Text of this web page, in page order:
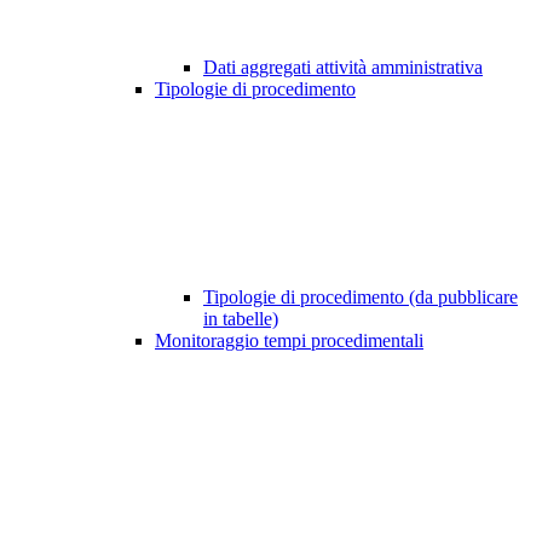
Dati aggregati attività amministrativa
Tipologie di procedimento
Tipologie di procedimento (da pubblicare
in tabelle)
Monitoraggio tempi procedimentali